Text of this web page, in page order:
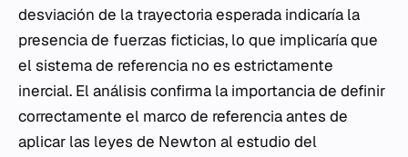
desviación de la trayectoria esperada indicaría la
presencia de fuerzas ficticias, lo que implicaría que
el sistema de referencia no es estrictamente
inercial. El análisis confirma la importancia de definir
correctamente el marco de referencia antes de
aplicar las leyes de Newton al estudio del